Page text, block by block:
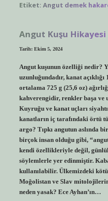
Etiket: Angut demek
Angut Kuşu
Tarih: Ekim 5, 2024
Angut kuşunun özelliği nedir?
uzunluğundadır, kanat
ortalama 725 g (25,6 oz)
kahverengidir, renkler başa ve
Kuyruğu ve kanat uçları
kanatların iç tarafındaki örtü
argo? Tıpkı angutun aslında
birçok insan olduğu gibi,
kendi özellikleriyle değil,
söylemlerle yer edinmiştir.
kullanılabilir. Ülkemizdeki
Moğolistan ve Slav
neden yasak? Ece Ayhan’ın…